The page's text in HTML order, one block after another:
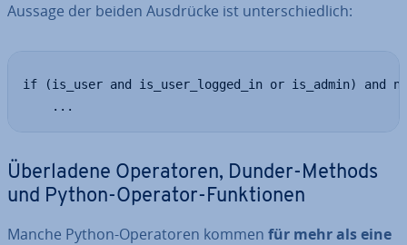
Aussage der beiden Ausdrücke ist un­ter­schied­lich:
if (is_user and is_user_logged_in or is_admin) and
    ...
Über­la­de­ne Ope­ra­to­ren, Dunder-Methods
und Python-Operator-Funk­tio­nen
Manche Python-Ope­ra­to­ren kommen für mehr als eine